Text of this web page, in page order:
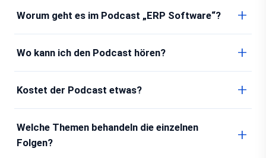
Worum geht es im Podcast „ERP Software“?
Wo kann ich den Podcast hören?
Kostet der Podcast etwas?
Welche Themen behandeln die einzelnen
Folgen?